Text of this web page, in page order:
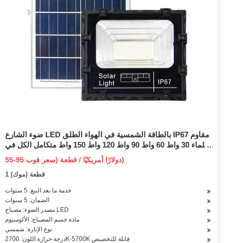
ضوء الشارع LED بالطاقة الشمسية في الهواء الطلق IP67 مقاوم
للماء 30 واط 60 واط 90 واط 120 واط 150 واط متكامل الكل في
واحد ضوء الشارع الشمسي
55-95 دولارًا أمريكيًا / قطعة (سعر فوب)
1 قطعة (موك)
خدمة ما بعد البيع: 5 سنوات
الضمان: 5 سنوات
مصدر الضوء: مصباح LED
مادة جسم المصباح: الألومنيوم
نوع الإنارة: شمسي
درجة حرارة اللون: 2700K-5700K قابلة للتخصيص